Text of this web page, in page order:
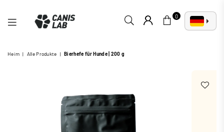
LAB
0
Heim | Alle Produkte | Bierhefe für Hunde | 200 g